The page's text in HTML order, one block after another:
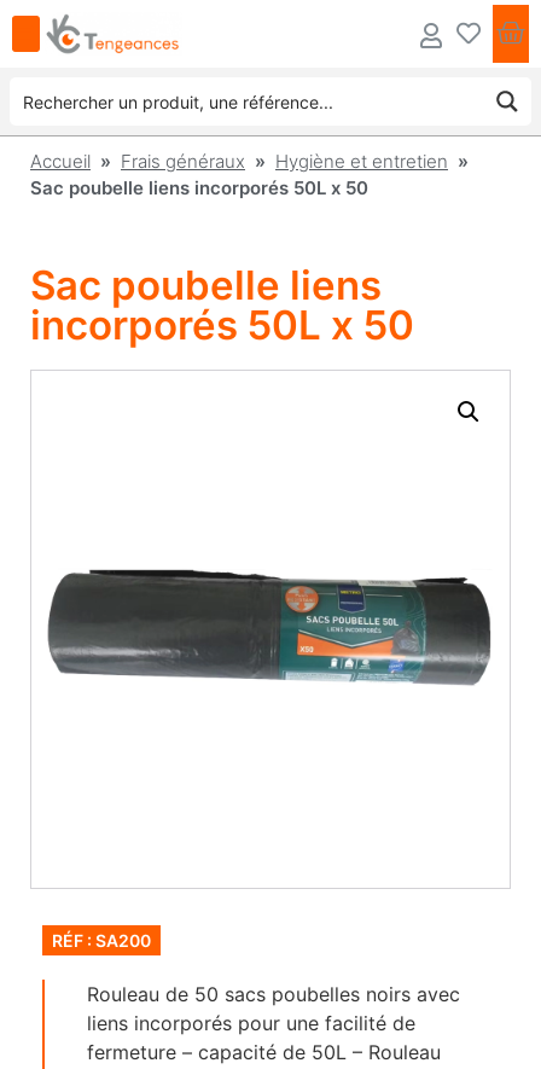
Accueil » Frais généraux » Hygiène et entretien »
Sac poubelle liens incorporés 50L x 50
Sac poubelle liens
incorporés 50L x 50
RÉF : SA200
Rouleau de 50 sacs poubelles noirs avec
liens incorporés pour une facilité de
fermeture – capacité de 50L – Rouleau